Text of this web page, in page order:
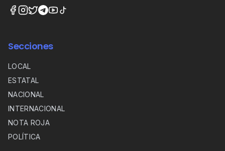
Secciones
LOCAL
ESTATAL
NACIONAL
INTERNACIONAL
NOTA ROJA
POLÍTICA